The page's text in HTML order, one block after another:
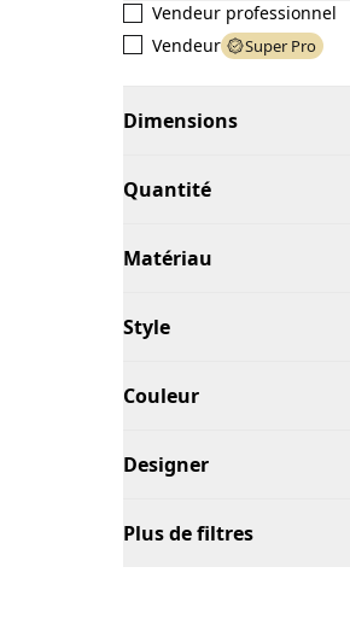
Vendeur professionnel
Vendeur
Super Pro
Dimensions
Quantité
Matériau
Style
Couleur
Designer
Plus de filtres